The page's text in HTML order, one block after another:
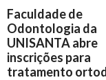
Faculdade de
Odontologia da
UNISANTA abre
inscrições para
tratamento